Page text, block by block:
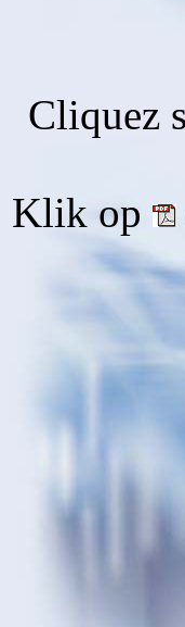
Cliquez
Klik op